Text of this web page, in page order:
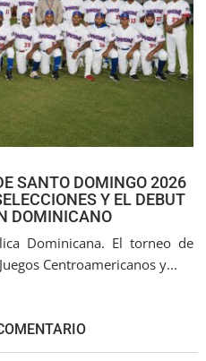
SANTO DOMINGO 2026
Y EL DEBUT
DOMINICANO
Dominicana. El torneo de
Centroamericanos y...